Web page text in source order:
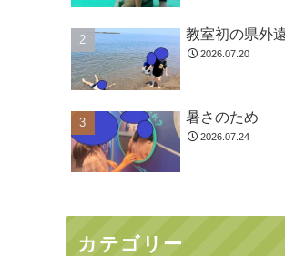
教室初の県外
2026.07.20
暑さのため
2026.07.24
カテゴリー